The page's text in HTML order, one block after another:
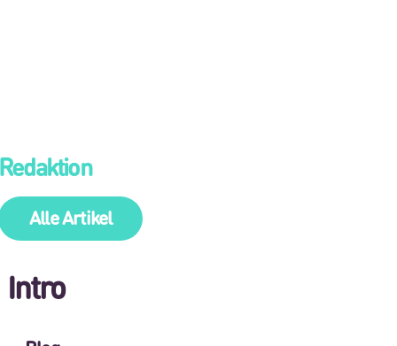
Alle Artikel
Intro